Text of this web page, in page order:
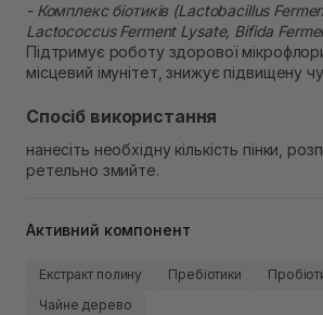
- Комплекс біотиків (Lactobacillus
Lactococcus Ferment Lysate, Bifida
Підтримує роботу здорової
місцевий імунітет, знижує підвищену
Спосіб використання
нанесіть необхідну кількість пінки,
ретельно змийте.
Активний компонент
Екстракт полину Пребіотики
Чайне дерево